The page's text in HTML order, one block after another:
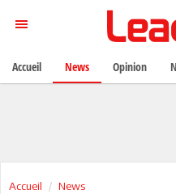
Accueil News
Accueil News Opinion